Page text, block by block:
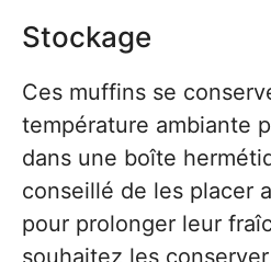
Stockage
Ces muffins se
température ambiante
dans une boîte
conseillé de les placer
pour prolonger leur
souhaitez les